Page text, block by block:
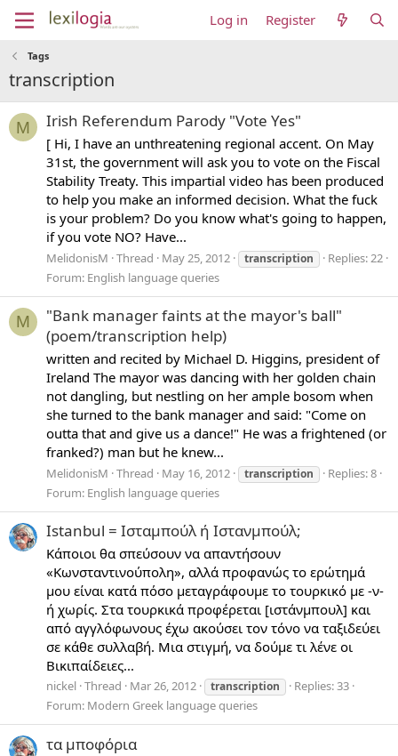
Log in Register
Tags
transcription
M Irish Referendum Parody "Vote Yes"
[ Hi, I have an unthreatening regional accent. On May
31st, the government will ask you to vote on the Fiscal
Stability Treaty. This impartial video has been produced
to help you make an informed decision. What the fuck
is your problem? Do you know what's going to happen,
if you vote NO? Have...
MelidonisM Thread May 25, 2012 transcription
Replies: 22
Forum: English language queries
M
"Bank manager faints at the mayor's ball"
(poem/transcription help)
written and recited by Michael D. Higgins, president of
Ireland The mayor was dancing with her golden chain
not dangling, but nestling on her ample bosom when
she turned to the bank manager and said: "Come on
outta that and give us a dance!" He was a frightened (or
franked?) man but he knew...
MelidonisM Thread May 16, 2012 transcription
Replies: 8
Forum: English language queries
Istanbul = Ισταμπούλ ή Ιστανμπούλ;
Κάποιοι θα σπεύσουν να απαντήσουν
«Κωνσταντινούπολη», αλλά προφανώς το ερώτημά
μου είναι κατά πόσο μεταγράφουμε το τουρκικό με -ν-
ή χωρίς. Στα τουρκικά προφέρεται [ιστάνμπουλ] και
από αγγλόφωνους έχω ακούσει τον τόνο να ταξιδεύει
σε κάθε συλλαβή. Μια στιγμή, να δούμε τι λένε οι
Βικιπαίδειες...
nickel Thread Mar 26, 2012 transcription
Replies: 33
Forum: Modern Greek language queries
τα μποφόρια